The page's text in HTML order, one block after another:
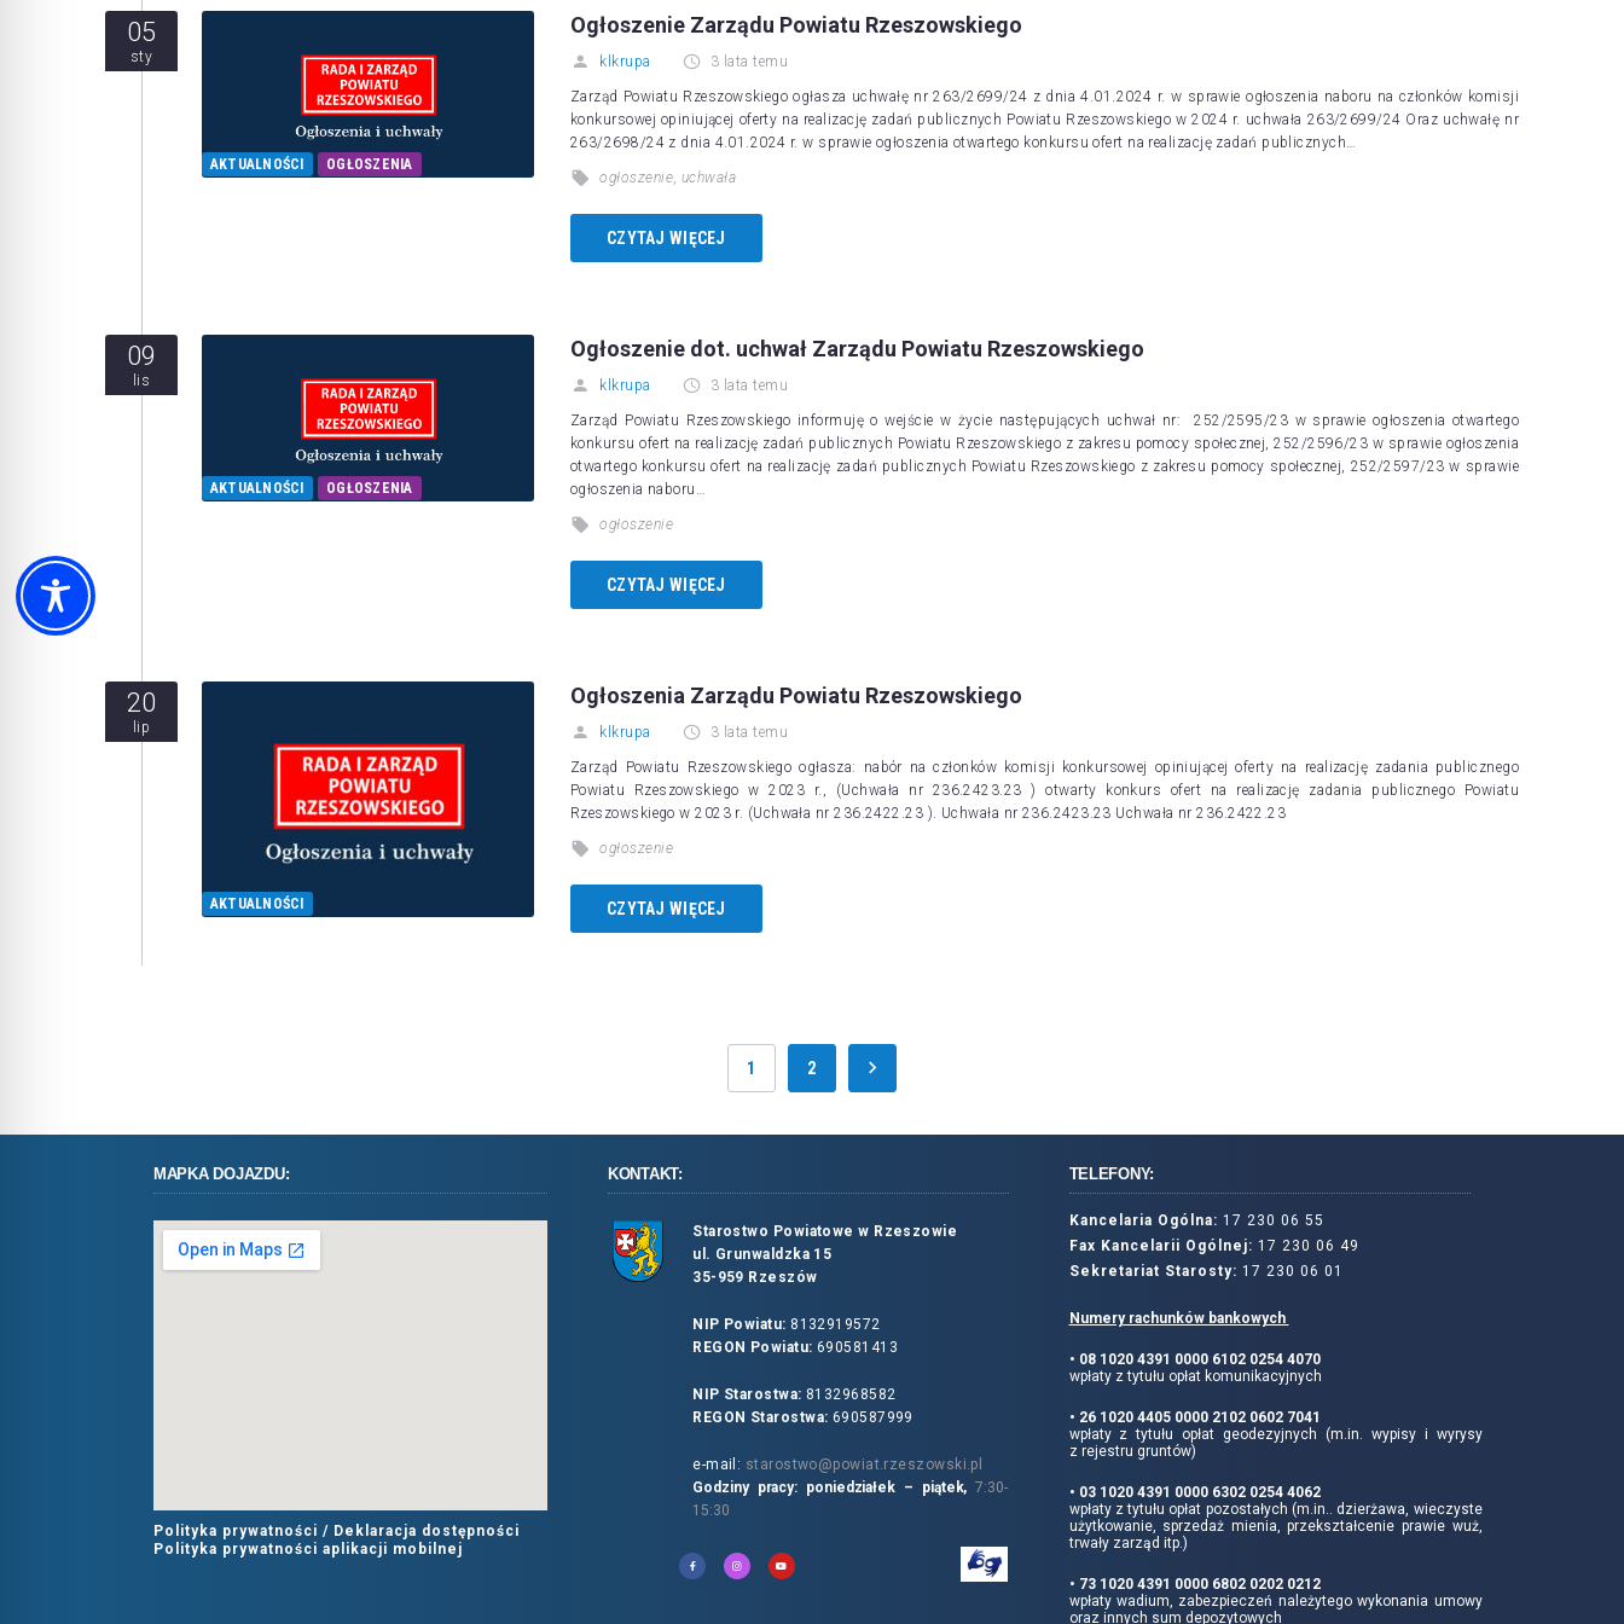
05
sty
AKTUALNOŚCI OGŁOSZENIA
Ogłoszenie Zarządu Powiatu Rzeszowskiego
klkrupa 3 lata temu
Zarząd Powiatu Rzeszowskiego ogłasza uchwałę nr 263/2699/24 z dnia 4.01.2024 r. w sprawie ogłoszenia naboru na członków komisji
konkursowej opiniującej oferty na realizację zadań publicznych Powiatu Rzeszowskiego w 2024 r. uchwała 263/2699/24 Oraz uchwałę nr
263/2698/24 z dnia 4.01.2024 r. w sprawie ogłoszenia otwartego konkursu ofert na realizację zadań publicznych…
ogłoszenie, uchwała
CZYTAJ WIĘCEJ
09
lis
AKTUALNOŚCI OGŁOSZENIA
Ogłoszenie dot. uchwał Zarządu Powiatu Rzeszowskiego
klkrupa 3 lata temu
Zarząd Powiatu Rzeszowskiego informuję o wejście w życie następujących uchwał nr: 252/2595/23 w sprawie ogłoszenia otwartego
konkursu ofert na realizację zadań publicznych Powiatu Rzeszowskiego z zakresu pomocy społecznej, 252/2596/23 w sprawie ogłoszenia
otwartego konkursu ofert na realizację zadań publicznych Powiatu Rzeszowskiego z zakresu pomocy społecznej, 252/2597/23 w sprawie
ogłoszenia naboru…
ogłoszenie
CZYTAJ WIĘCEJ
20
lip
AKTUALNOŚCI
Ogłoszenia Zarządu Powiatu Rzeszowskiego
klkrupa 3 lata temu
Zarząd Powiatu Rzeszowskiego ogłasza: nabór na członków komisji konkursowej opiniującej oferty na realizację zadania publicznego
Powiatu Rzeszowskiego w 2023 r., (Uchwała nr 236.2423.23 ) otwarty konkurs ofert na realizację zadania publicznego Powiatu
Rzeszowskiego w 2023 r. (Uchwała nr 236.2422.23 ). Uchwała nr 236.2423.23 Uchwała nr 236.2422.23
ogłoszenie
CZYTAJ WIĘCEJ
1 2
MAPKA DOJAZDU:
Polityka prywatności / Deklaracja dostępności
Polityka prywatności aplikacji mobilnej
KONTAKT:
Starostwo Powiatowe w Rzeszowie
ul. Grunwaldzka 15
35-959 Rzeszów
NIP Powiatu: 8132919572
REGON Powiatu: 690581413
NIP Starostwa: 8132968582
REGON Starostwa: 690587999
e-mail: starostwo@powiat.rzeszowski.pl
Godziny pracy: poniedziałek – piątek,7:30-
15:30
TELEFONY:
Kancelaria Ogólna: 17 230 06 55
Fax Kancelarii Ogólnej: 17 230 06 49
Sekretariat Starosty: 17 230 06 01
Numery rachunków bankowych
• 08 1020 4391 0000 6102 0254 4070
wpłaty z tytułu opłat komunikacyjnych
• 26 1020 4405 0000 2102 0602 7041
wpłaty z tytułu opłat geodezyjnych (m.in. wypisy i wyrysy
z rejestru gruntów)
• 03 1020 4391 0000 6302 0254 4062
wpłaty z tytułu opłat pozostałych (m.in.. dzierżawa, wieczyste
użytkowanie, sprzedaż mienia, przekształcenie prawie wuż,
trwały zarząd itp.)
• 73 1020 4391 0000 6802 0202 0212
wpłaty wadium, zabezpieczeń należytego wykonania umowy
oraz innych sum depozytowych